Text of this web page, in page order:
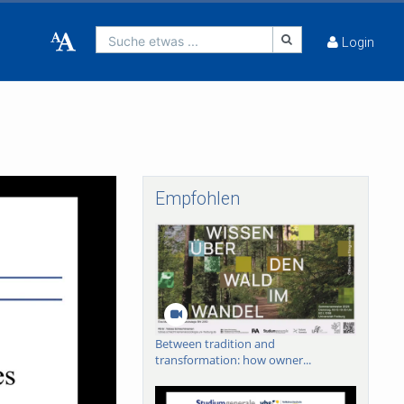
Suche etwas ... Login
Empfohlen
Between tradition and
transformation: how owner...